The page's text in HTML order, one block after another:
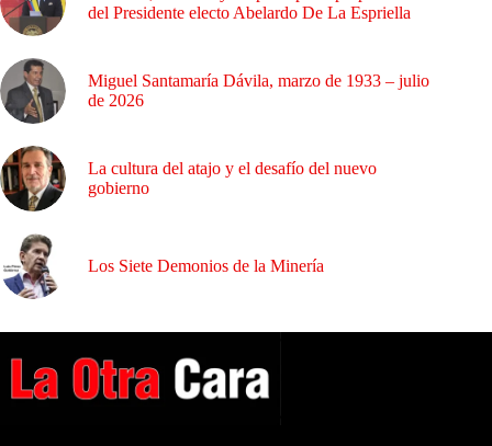
del Presidente electo Abelardo De La Espriella
Miguel Santamaría Dávila, marzo de 1933 – julio
de 2026
La cultura del atajo y el desafío del nuevo
gobierno
Los Siete Demonios de la Minería